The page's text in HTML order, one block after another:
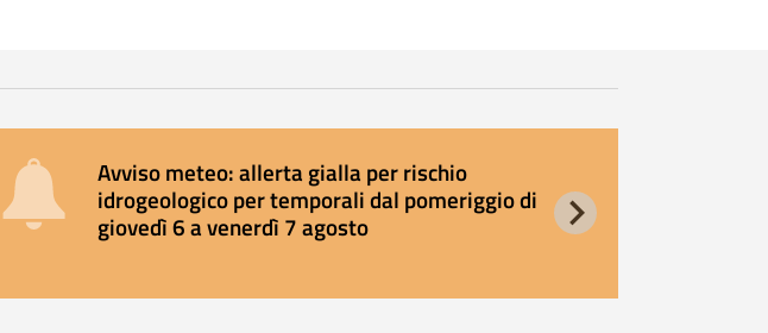
Avviso meteo: allerta gialla per rischio
idrogeologico per temporali dal pomeriggio di
giovedì 6 a venerdì 7 agosto